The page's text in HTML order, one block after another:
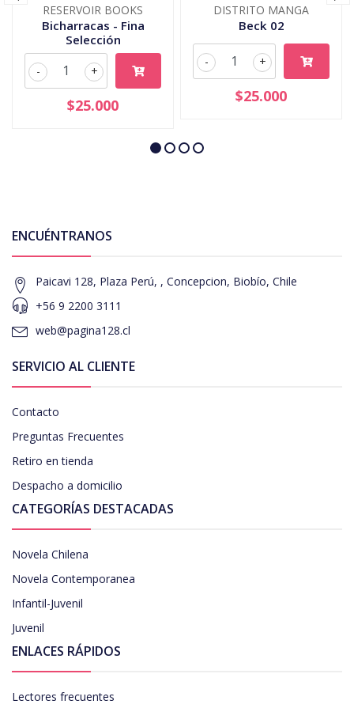
RESERVOIR BOOKS
Bicharracas - Fina
Selección
+
-
$25.000
DISTRITO MANGA
Beck 02
+
-
$25.000
ENCUÉNTRANOS
Paicavi 128, Plaza Perú, , Concepcion, Biobío, Chile
+56 9 2200 3111
web@pagina128.cl
SERVICIO AL CLIENTE
Contacto
Preguntas Frecuentes
Retiro en tienda
Despacho a domicilio
CATEGORÍAS DESTACADAS
Novela Chilena
Novela Contemporanea
Infantil-Juvenil
Juvenil
ENLACES RÁPIDOS
Lectores frecuentes